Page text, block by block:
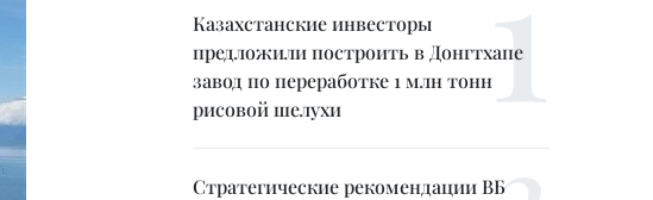
Казахстанские инвесторы
предложили построить в Донгтхапе
завод по переработке 1 млн тонн
рисовой шелухи
Стратегические рекомендации ВБ